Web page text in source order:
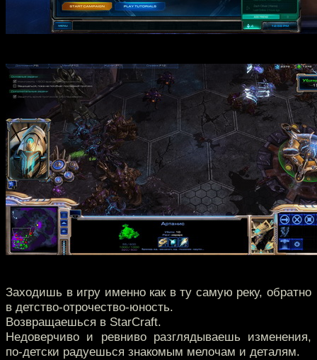
Заходишь в игру именно как в ту самую реку, обратно
в детство-отрочество-юность.
Возвращаешься в StarCraft.
Недоверчиво и ревниво разглядываешь изменения,
по-детски радуешься знакомым мелочам и деталям.